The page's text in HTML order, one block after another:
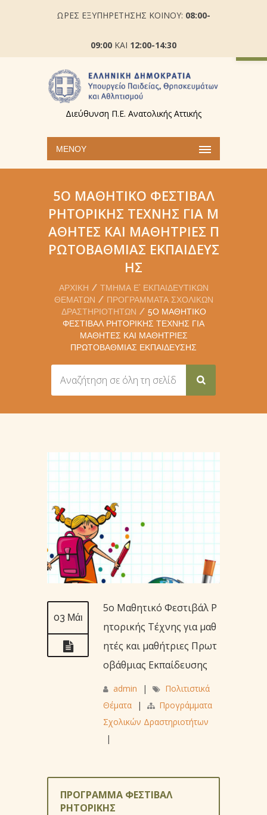
ΩΡΕΣ ΕΞΥΠΗΡΕΤΗΣΗΣ ΚΟΙΝΟΥ: 08:00-
09:00 ΚΑΙ 12:00-14:30
Διεύθυνση Π.Ε. Ανατολικής Αττικής
ΜΕΝΟΎ
5Ο ΜΑΘΗΤΙΚΌ ΦΕΣΤΙΒΆΛ
ΡΗΤΟΡΙΚΉΣ ΤΈΧΝΗΣ ΓΙΑ Μ
ΑΘΗΤΈΣ ΚΑΙ ΜΑΘΉΤΡΙΕΣ Π
ΡΩΤΟΒΆΘΜΙΑΣ ΕΚΠΑΊΔΕΥΣ
ΗΣ
ΑΡΧΙΚΉ
ΤΜΉΜΑ Ε’ ΕΚΠΑΙΔΕΥΤΙΚΏΝ
ΘΕΜΆΤΩΝ
ΠΡΟΓΡΆΜΜΑΤΑ ΣΧΟΛΙΚΏΝ
ΔΡΑΣΤΗΡΙΟΤΉΤΩΝ
5Ο ΜΑΘΗΤΙΚΌ
ΦΕΣΤΙΒΆΛ ΡΗΤΟΡΙΚΉΣ ΤΈΧΝΗΣ ΓΙΑ
ΜΑΘΗΤΈΣ ΚΑΙ ΜΑΘΉΤΡΙΕΣ
ΠΡΩΤΟΒΆΘΜΙΑΣ ΕΚΠΑΊΔΕΥΣΗΣ
03 Μάι
5ο Μαθητικό Φεστιβάλ Ρ
ητορικής Τέχνης για μαθ
ητές και μαθήτριες Πρωτ
οβάθμιας Εκπαίδευσης
admin |
Πολιτιστικά
Θέματα
|
Προγράμματα
Σχολικών Δραστηριοτήτων
|
ΠΡΟΓΡΑΜΜΑ ΦΕΣΤΙΒΑΛ
ΡΗΤΟΡΙΚΗΣ